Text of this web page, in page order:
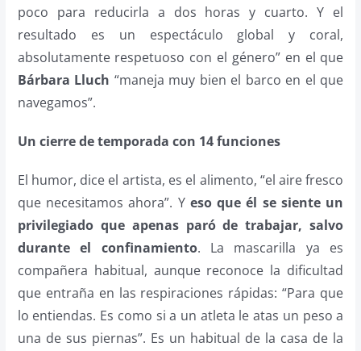
poco para reducirla a dos horas y cuarto. Y el
resultado es un espectáculo global y coral,
absolutamente respetuoso con el género” en el que
Bárbara Lluch “maneja muy bien el barco en el que
navegamos”.
Un cierre de temporada con 14 funciones
El humor, dice el artista, es el alimento, “el aire fresco
que necesitamos ahora”. Yeso que él se siente un
privilegiado que apenas paró de trabajar, salvo
durante el confinamiento. La mascarilla ya es
compañera habitual, aunque reconoce la dificultad
que entraña en las respiraciones rápidas: “Para que
lo entiendas. Es como si a un atleta le atas un peso a
una de sus piernas”. Es un habitual de la casa de la